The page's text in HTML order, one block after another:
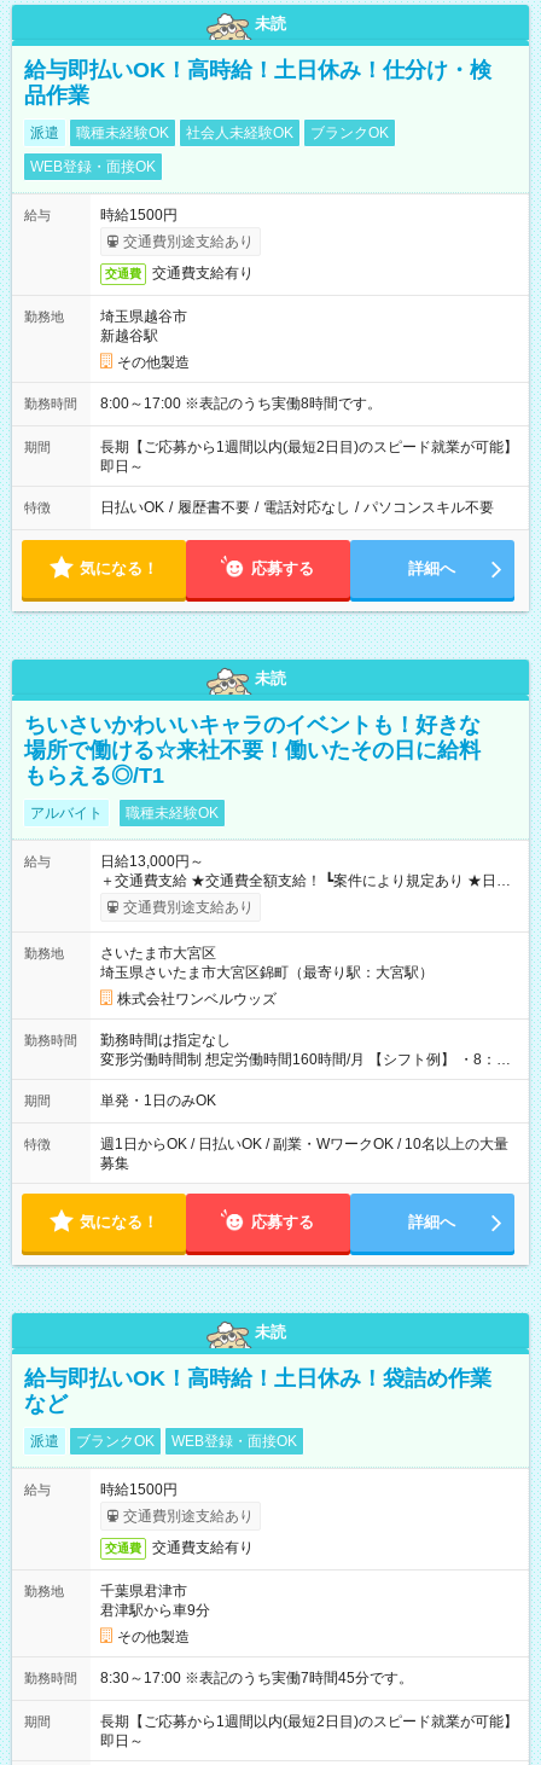
未読
給与即払いOK！高時給！土日休み！仕分け・検
品作業
派遣 職種未経験OK 社会人未経験OK
ブランクOK
WEB登録・面接OK
給与
時給1500円
交通費別途支給あり
交通費 交通費支給有り
勤務地
埼玉県越谷市
新越谷駅
その他製造
勤務時間 8:00～17:00 ※表記のうち実働8時間です。
期間
長期【ご応募から1週間以内(最短2日目)のスピード就業が可能】
即日～
特徴 日払いOK / 履歴書不要 / 電話対応なし / パソコンスキル不要
気になる！ 応募する 詳細へ
未読
ちいさいかわいいキャラのイベントも！好きな
場所で働ける☆来社不要！働いたその日に給料
もらえる◎/T1
アルバイト 職種未経験OK
給与
日給13,000円～
＋交通費支給 ★交通費全額支給！ ┗案件により規定あり ★日払
いOK！（規定あり） ┗働いたその日に現金GET♪ お仕事後はコ
ンビニATMから 日払い分を引き落とせます！ 【試用期間】試
交通費別途支給あり
勤務地
さいたま市大宮区
埼玉県さいたま市大宮区錦町（最寄り駅：大宮駅）
株式会社ワンベルウッズ
勤務時間
勤務時間は指定なし
変形労働時間制 想定労働時間160時間/月 【シフト例】 ・8：00
～21：00
期間 単発・1日のみOK
特徴
週1日からOK / 日払いOK / 副業・WワークOK / 10名以上の大量
募集
気になる！ 応募する 詳細へ
未読
給与即払いOK！高時給！土日休み！袋詰め作業
など
派遣 ブランクOK WEB登録・面接OK
給与
時給1500円
交通費別途支給あり
交通費 交通費支給有り
勤務地
千葉県君津市
君津駅から車9分
その他製造
勤務時間 8:30～17:00 ※表記のうち実働7時間45分です。
期間
長期【ご応募から1週間以内(最短2日目)のスピード就業が可能】
即日～